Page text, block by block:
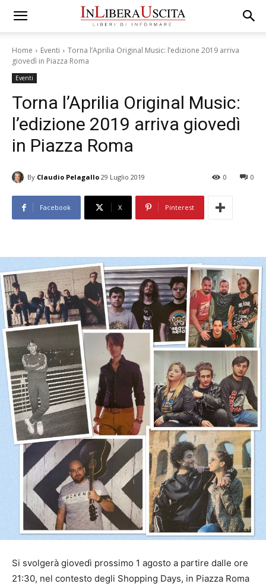
Home Eventi
Torna l’Aprilia Original Music: l’edizione 2019 arriva
giovedì in Piazza Roma
Eventi
Torna l’Aprilia Original Music:
l’edizione 2019 arriva giovedì
in Piazza Roma
By Claudio Pelagallo 29 Luglio 2019 0
0
Facebook X Pinterest
Si svolgerà giovedì prossimo 1 agosto a partire dalle ore
21:30, nel contesto degli Shopping Days, in Piazza Roma